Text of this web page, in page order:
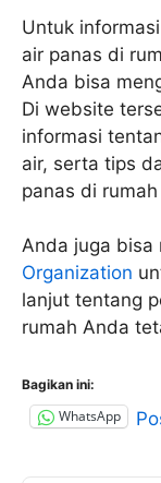
Untuk
air panas di
Anda bisa
Di website
informasi
air, serta tips
panas di
Anda juga bisa
Organization
lanjut tentang
rumah Anda
Bagikan ini:
WhatsApp